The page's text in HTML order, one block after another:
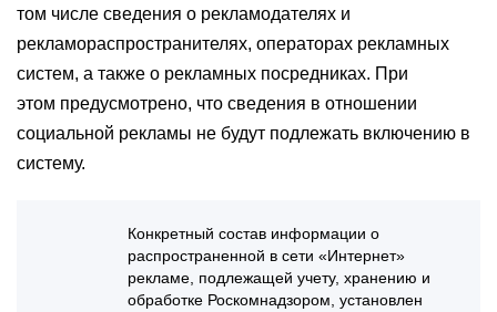
том числе сведения о рекламодателях и
рекламораспространителях, операторах рекламных
систем, а также о рекламных посредниках. При
этом предусмотрено, что сведения в отношении
социальной рекламы не будут подлежать включению в
систему.
Конкретный состав информации о
распространенной в сети «Интернет»
рекламе, подлежащей учету, хранению и
обработке Роскомнадзором, установлен